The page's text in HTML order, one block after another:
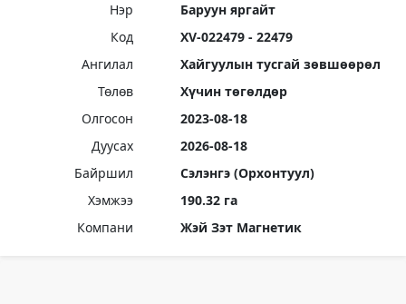
Нэр
Баруун яргайт
Код
XV-022479 - 22479
Ангилал
Хайгуулын тусгай зөвшөөрөл
Төлөв
Хүчин төгөлдөр
Олгосон
2023-08-18
Дуусах
2026-08-18
Байршил
Сэлэнгэ (Орхонтуул)
Хэмжээ
190.32 га
Компани
Жэй Зэт Магнетик